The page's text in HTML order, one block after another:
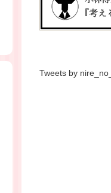
Tweets by